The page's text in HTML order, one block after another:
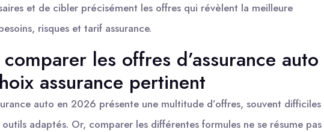
et de cibler précisément les offres qui révèlent la meilleure
risques et tarif assurance.
les offres d’assurance auto
assurance pertinent
auto en 2026 présente une multitude d’offres, souvent difficiles
adaptés. Or, comparer les différentes formules ne se résume pas